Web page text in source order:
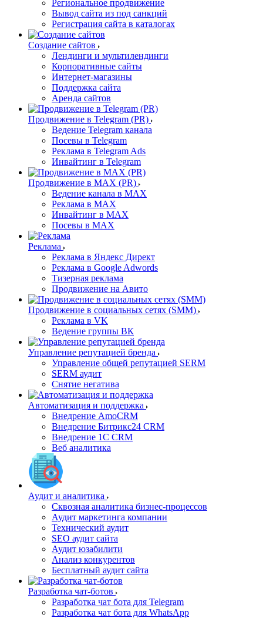
Региональное продвижение
Вывод сайта из под санкций
Регистрация сайта в каталогах
Создание сайтов
Лендинги и мультилендинги
Корпоративные сайты
Интернет-магазины
Поддержка сайта
Аренда сайтов
Продвижение в Telegram (PR)
Ведение Telegram канала
Посевы в Telegram
Реклама в Telegram Ads
Инвайтинг в Telegram
Продвижение в MAX (PR)
Ведение канала в MAX
Реклама в MAX
Инвайтинг в MAX
Посевы в MAX
Реклама
Реклама в Яндекс Директ
Реклама в Google Adwords
Тизерная реклама
Продвижение на Авито
Продвижение в социальных сетях (SMM)
Реклама в VK
Ведение группы ВК
Управление репутацией бренда
Управление общей репутацией SERM
SERM аудит
Снятие негатива
Автоматизация и поддержка
Внедрение AmoCRM
Внедрение Битрикс24 CRM
Внедрение 1C CRM
Веб аналитика
Аудит и аналитика
Сквозная аналитика бизнес-процессов
Аудит маркетинга компании
Технический аудит
SEO аудит сайта
Аудит юзабилити
Анализ конкурентов
Бесплатный аудит сайта
Разработка чат-ботов
Разработка чат бота для Telegram
Разработка чат бота для WhatsApp